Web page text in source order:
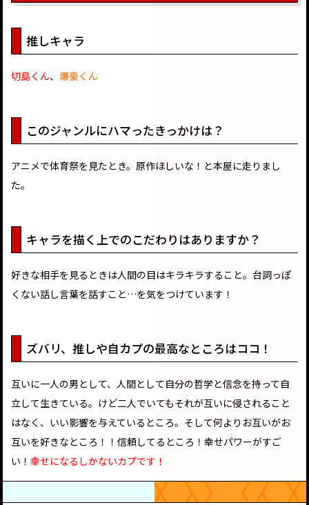
推しキャラ
切島くん、 爆豪くん
このジャンルにハマったきっかけは？
アニメで体育祭を見たとき。原作ほしいな！と本屋に走りまし
た。
キャラを描く上でのこだわりはありますか？
好きな相手を見るときは人間の目はキラキラすること。台詞っぽ
くない話し言葉を話すこと…を気をつけています！
ズバリ、推しや自カプの最高なところはココ！
互いに一人の男として、人間として自分の哲学と信念を持って自
立して生きている。けど二人でいてもそれが互いに侵されること
はなく、いい影響を与えているところ。そして何よりお互いがお
互いを好きなところ！！信頼してるところ！幸せパワーがすご
い！ 幸せになるしかないカプです！